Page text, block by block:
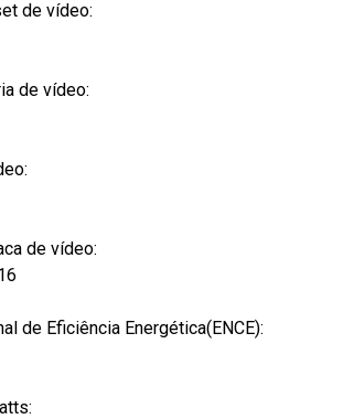
de vídeo:
de vídeo:
de vídeo:
de Eficiência Energética(ENCE):